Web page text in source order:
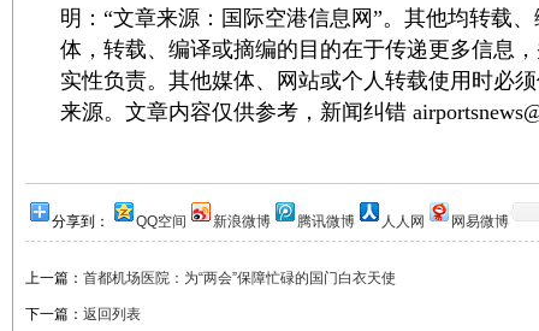
明：“文章来源：国际空港信息网”。其他均转载
体，转载、编译或摘编的目的在于传递更多信息
实性负责。其他媒体、网站或个人转载使用时必
来源。文章内容仅供参考，新闻纠错
分享到： QQ空间 新浪微博 腾讯微博 人人网 网易微博
上一篇： 首都机场医院：为“两会”保障忙碌的国门白衣天使
下一篇： 返回列表